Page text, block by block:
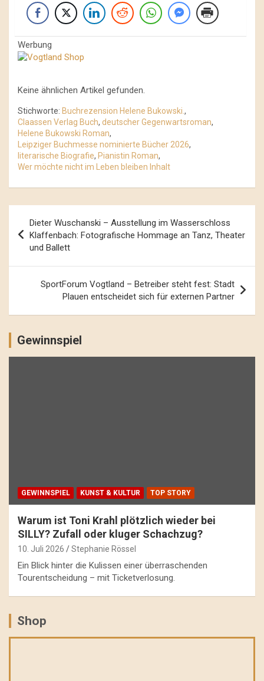
Werbung
Keine ähnlichen Artikel gefunden.
Stichworte: Buchrezension Helene Bukowski. ,
Claassen Verlag Buch, deutscher Gegenwartsroman,
Helene Bukowski Roman,
Leipziger Buchmesse nominierte Bücher 2026,
literarische Biografie, Pianistin Roman,
Wer möchte nicht im Leben bleiben Inhalt
Navigation
Dieter Wuschanski – Ausstellung im Wasserschloss
Klaffenbach: Fotografische Hommage an Tanz, Theater
und Ballett
SportForum Vogtland – Betreiber steht fest: Stadt
Plauen entscheidet sich für externen Partner
Gewinnspiel
GEWINNSPIEL KUNST & KULTUR TOP STORY
Warum ist Toni Krahl plötzlich wieder bei
SILLY? Zufall oder kluger Schachzug?
10. Juli 2026 Stephanie Rössel
Ein Blick hinter die Kulissen einer überraschenden
Tourentscheidung – mit Ticketverlosung.
Shop